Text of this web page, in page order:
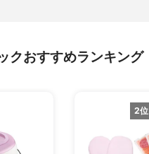
クおすすめランキング
2位